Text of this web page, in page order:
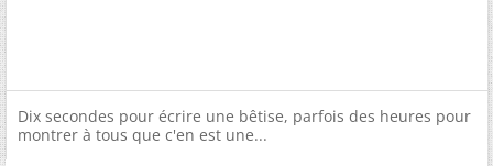
Dix secondes pour écrire une bêtise, parfois des heures pour
montrer à tous que c'en est une...